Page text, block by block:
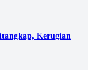
Kerugian